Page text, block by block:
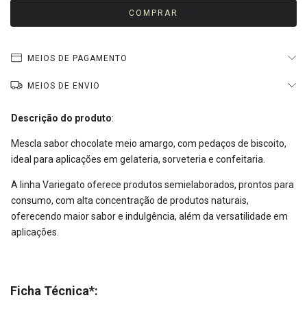
MEIOS DE PAGAMENTO
MEIOS DE ENVIO
Descrição do produto:
Mescla sabor chocolate meio amargo, com pedaços de biscoito,
ideal para aplicações em gelateria, sorveteria e confeitaria.
A linha Variegato oferece produtos semielaborados, prontos para
consumo, com alta concentração de produtos naturais,
oferecendo maior sabor e indulgência, além da versatilidade em
aplicações.
Ficha Técnica*: